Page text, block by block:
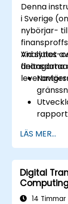
Denna
i Sverige
nybörjar-
Analytics-
Vid slutet
deltagarna
frågor.
LÄS MER...
Digital
14 Timmar